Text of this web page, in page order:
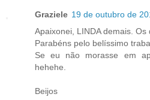
Graziele 19 de outubro de
Apaixonei, LINDA demais. Os
Parabéns pelo belíssimo
Se eu não morasse em
hehehe.
Beijos